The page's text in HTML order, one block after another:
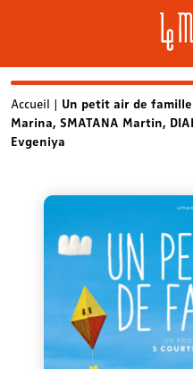
Skip
to
content
Accueil | Un petit air de famille
Marina, SMATANA Martin,
Evgeniya